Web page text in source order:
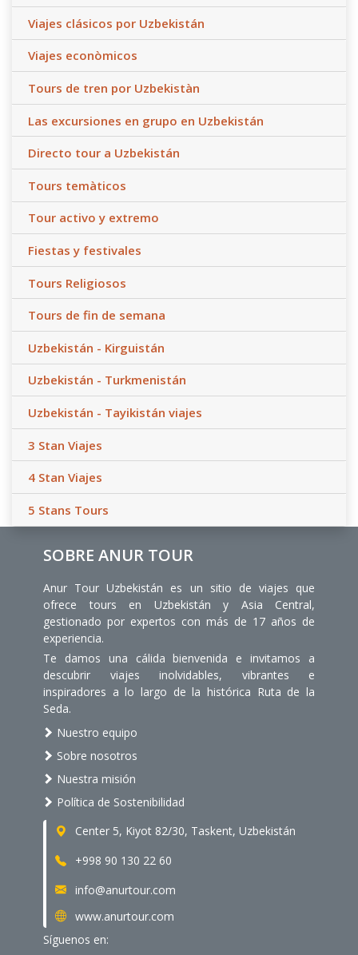
Viajes clásicos por Uzbekistán
Viajes econòmicos
Tours de tren por Uzbekistàn
Las excursiones en grupo en Uzbekistán
Directo tour a Uzbekistán
Tours temàticos
Tour activo y extremo
Fiestas y festivales
Tours Religiosos
Tours de fin de semana
Uzbekistán - Kirguistán
Uzbekistán - Turkmenistán
Uzbekistán - Tayikistán viajes
3 Stan Viajes
4 Stan Viajes
5 Stans Tours
SOBRE ANUR TOUR
Anur Tour Uzbekistán es un sitio de viajes que
ofrece tours en Uzbekistán y Asia Central,
gestionado por expertos con más de 17 años de
experiencia.
Te damos una cálida bienvenida e invitamos a
descubrir viajes inolvidables, vibrantes e
inspiradores a lo largo de la histórica Ruta de la
Seda.
Nuestro equipo
Sobre nosotros
Nuestra misión
Política de Sostenibilidad
Center 5, Kiyot 82/30, Taskent, Uzbekistán
+998 90 130 22 60
info@anurtour.com
www.anurtour.com
Síguenos en: